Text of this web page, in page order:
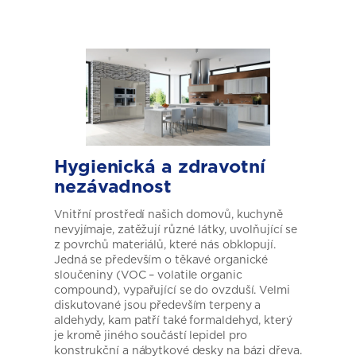
Hygienická a zdravotní
nezávadnost
Vnitřní prostředí našich domovů, kuchyně
nevyjímaje, zatěžují různé látky, uvolňující se
z povrchů materiálů, které nás obklopují.
Jedná se především o těkavé organické
sloučeniny (VOC – volatile organic
compound), vypařující se do ovzduší. Velmi
diskutované jsou především terpeny a
aldehydy, kam patří také formaldehyd, který
je kromě jiného součástí lepidel pro
konstrukční a nábytkové desky na bázi dřeva.